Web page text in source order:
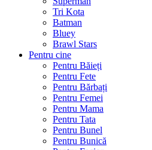
Tri Kota
Batman
Bluey
Brawl Stars
Pentru cine
Pentru Băieți
Pentru Fete
Pentru Bărbați
Pentru Femei
Pentru Mama
Pentru Tata
Pentru Bunel
Pentru Bunică